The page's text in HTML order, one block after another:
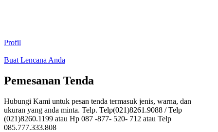
Profil
Buat Lencana Anda
Pemesanan Tenda
Hubungi Kami untuk pesan tenda termasuk jenis, warna, dan
ukuran yang anda minta. Telp. Telp(021)8261.9088 / Telp
(021)8260.1199 atau Hp 087 -877- 520- 712 atau Telp
085.777.333.808